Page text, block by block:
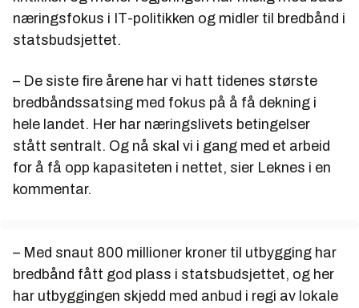
næringsfokus i IT-politikken og midler til bredbånd i
statsbudsjettet.
– De siste fire årene har vi hatt tidenes største
bredbåndssatsing med fokus på å få dekning i
hele landet. Her har næringslivets betingelser
stått sentralt. Og nå skal vi i gang med et arbeid
for å få opp kapasiteten i nettet, sier Leknes i en
kommentar.
– Med snaut 800 millioner kroner til utbygging har
bredbånd fått god plass i statsbudsjettet, og her
har utbyggingen skjedd med anbud i regi av lokale